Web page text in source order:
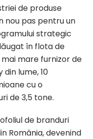
de produse
nou pas pentru un
strategic
în flota de
mare furnizor de
lume, 10
cu o
de 3,5 tone.
de branduri
România, devenind